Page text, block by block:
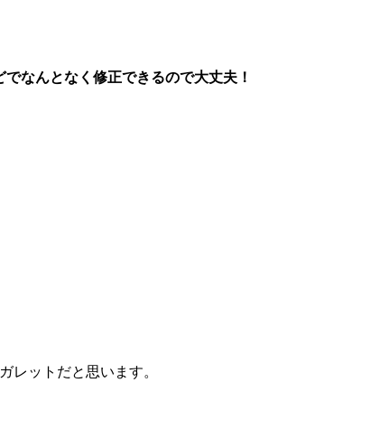
なんとなく修正できるので大丈夫！
レットだと思います。